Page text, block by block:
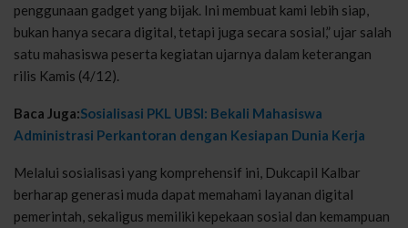
penggunaan gadget yang bijak. Ini membuat kami lebih siap,
bukan hanya secara digital, tetapi juga secara sosial,” ujar salah
satu mahasiswa peserta kegiatan ujarnya dalam keterangan
rilis Kamis (4/12).
Baca Juga:Sosialisasi PKL UBSI: Bekali Mahasiswa
Administrasi Perkantoran dengan Kesiapan Dunia Kerja
Melalui sosialisasi yang komprehensif ini, Dukcapil Kalbar
berharap generasi muda dapat memahami layanan digital
pemerintah, sekaligus memiliki kepekaan sosial dan kemampuan